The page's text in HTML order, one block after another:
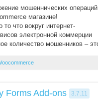
мошеннических операций
магазине!
что вокруг интернет-
электронной коммерции
количество мошенников –
Forms Add-ons 3.7.11